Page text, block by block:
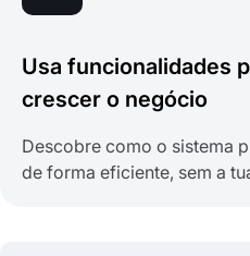
Usa funcionalidades
crescer o negócio
Descobre como o sistema
de forma eficiente, sem a